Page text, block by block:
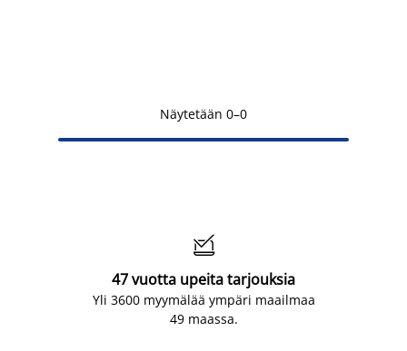
Näytetään 0–0

47 vuotta upeita tarjouksia
Yli 3600 myymälää ympäri maailmaa
49 maassa.